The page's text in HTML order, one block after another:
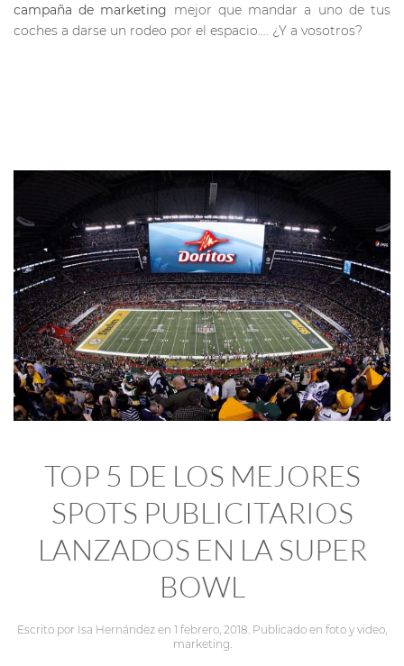
campaña de marketing mejor que mandar a uno de tus
coches a darse un rodeo por el espacio…. ¿Y a vosotros?
TOP 5 DE LOS MEJORES
SPOTS PUBLICITARIOS
LANZADOS EN LA SUPER
BOWL
Escrito por Isa Hernández en 1 febrero, 2018. Publicado en foto y video,
marketing.